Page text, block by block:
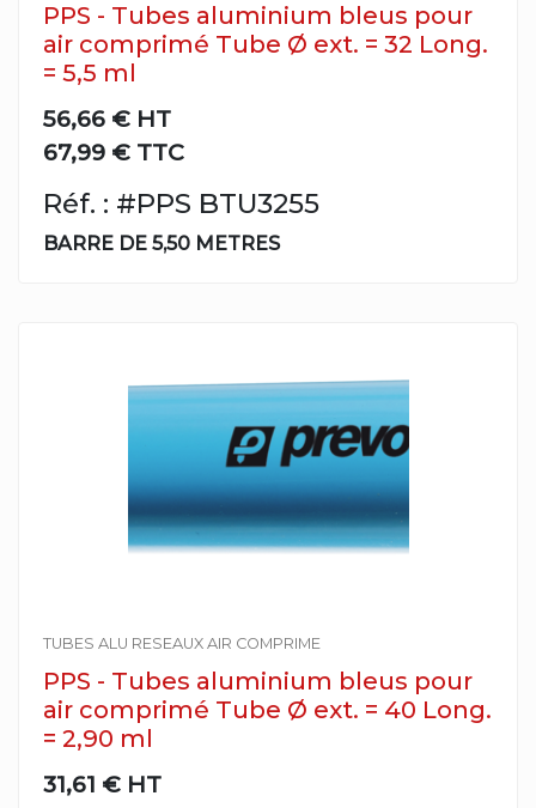
PPS - Tubes aluminium bleus pour
air comprimé Tube Ø ext. = 32 Long.
= 5,5 ml
56,66 € HT
67,99 € TTC
Réf. : #PPS BTU3255
BARRE DE 5,50 METRES
TUBES ALU RESEAUX AIR COMPRIME
PPS - Tubes aluminium bleus pour
air comprimé Tube Ø ext. = 40 Long.
= 2,90 ml
31,61 € HT